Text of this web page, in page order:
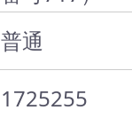
普通
1725255